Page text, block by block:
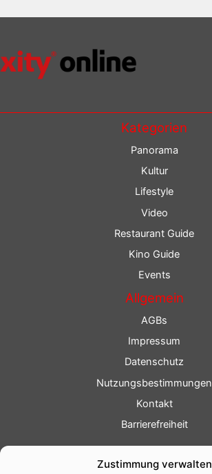
Zustimmung verwalten
Kategorien
Panorama
Kultur
Lifestyle
Video
Restaurant Guide
Kino Guide
Events
Allgemein
AGBs
Impressum
Datenschutz
Nutzungsbestimmungen
Kontakt
Barrierefreiheit